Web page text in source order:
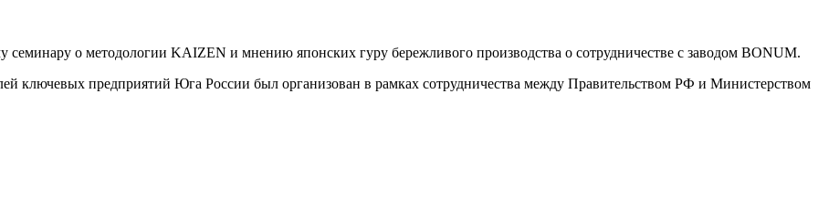
о методологии KAIZEN и мнению японских гуру бережливого производства о сотрудничестве с заводом BONUM.
ключевых предприятий Юга России был организован в рамках сотрудничества между Правительством РФ и Министерством